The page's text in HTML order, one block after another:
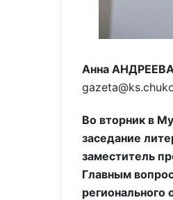
Анна
Во вторник в
заседание
заместитель
Главным
регионального